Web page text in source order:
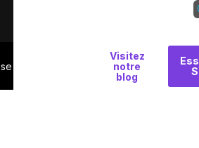
Visitez
notre
blog